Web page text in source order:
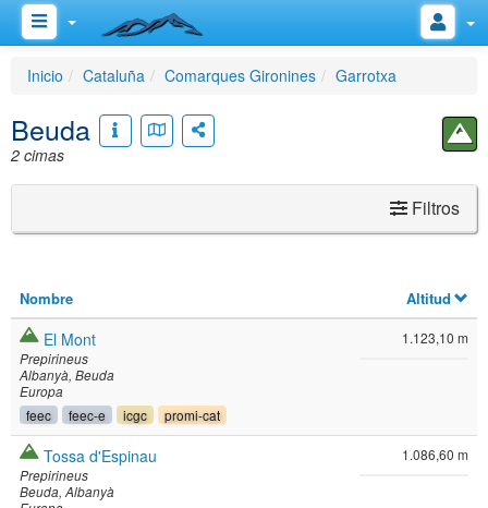
Inicio Cataluña Comarques Gironines Garrotxa
Beuda
2 cimas
Filtros
Nombre Altitud
El Mont
Prepirineus
Albanyà Beuda
Europa
feec feec-e icgc promi-cat
1.123,10 m
Tossa d'Espinau
Prepirineus
Beuda Albanyà
1.086,60 m